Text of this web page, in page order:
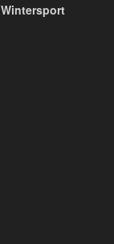
Wintersport